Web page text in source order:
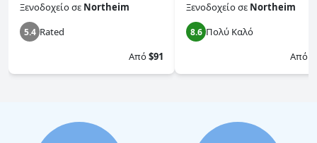
Ξενοδοχείοσε Northeim
5.4 Rated
Από$91
Ξενοδοχείοσε Northeim
8.6 Πολύ Καλό
Από